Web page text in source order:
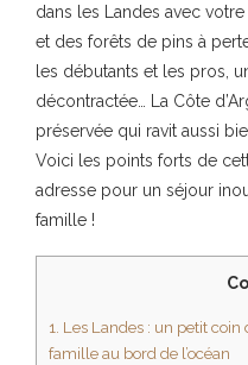
dans les Landes avec
et des forêts de pins à
les débutants et les pros,
décontractée… La Côte
préservée qui ravit aussi
Voici les points forts de
adresse pour un séjour
famille !
1. Les Landes : un petit coin
famille au bord de l’océan